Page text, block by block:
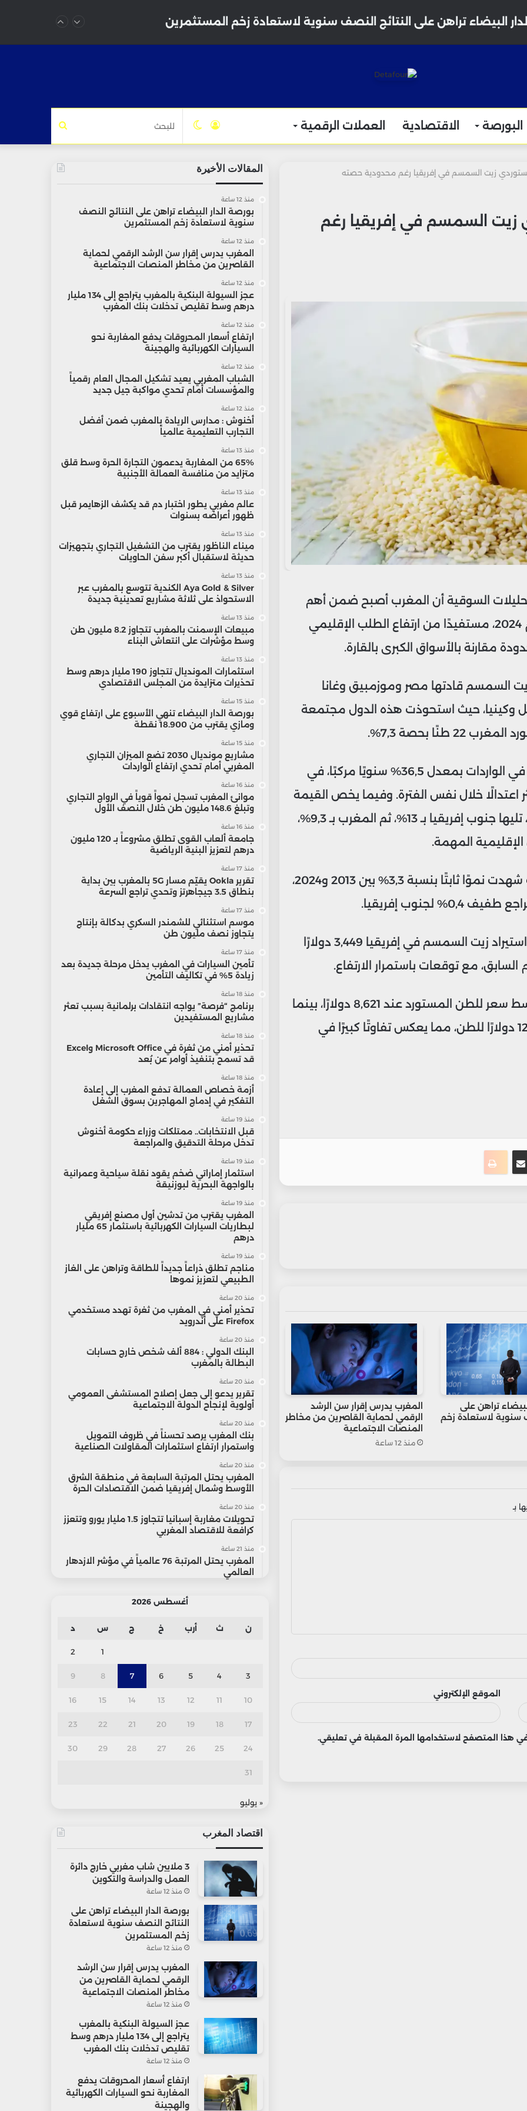
البورصة الاقتصادية العملات الرقمية للبحث الوضعتسجيل
مستوردي زيت السمسم في إفريقيا رغم محدودية حصته
زيت السمسم في إفريقيا رغم
السوقية أن المغرب أصبح ضمن أهم
مستوردي زيت السمسم في إفريقيا لعام 2024، مستفيدًا من ارتفاع الطلب الإقليمي
مقارنة بالأسواق الكبرى بالقارة.
السمسم قادتها مصر وموزمبيق وغانا
وكينيا، حيث استحوذت هذه الدول مجتمعة
وسجلت نيجيريا بين 2013 و2024 أكبر نمو في الواردات بمعدل 36,5% سنويًا مركبًا، في
اعتدالًا خلال نفس الفترة. وفيما يخص القيمة
المالية للواردات، تتصدر مصر بنسبة 27%، تليها جنوب إفريقيا بـ 13%، ثم المغرب بـ 9,3%،
المهمة.
وأشار التقرير إلى أن قيمة واردات المغرب شهدت نموًا ثابتًا بنسبة 3,3% بين 2013 و2024،
وفيما يتعلق بالأسعار، بلغ متوسط سعر استيراد زيت السمسم في إفريقيا 3,449 دولارًا
وبحسب التقرير، سجل المغرب أعلى متوسط سعر للطن المستورد عند 8,621 دولارًا، بينما
جاءت موزمبيق في أدنى مستوى عند 120 دولارًا للطن، مما يعكس تفاوتًا كبيرًا في
مشاركة عبر البريدطباعة
تراهن على
سنوية لاستعادة زخم
المغرب يدرس إقرار سن الرشد
الرقمي لحماية القاصرين من مخاطر
المنصات الاجتماعية
منذ 12 ساعة
بـ
الموقع الإلكتروني
في هذا المتصفح لاستخدامها المرة المقبلة في تعليقي.
المقالات الأخيرة
منذ 12 ساعة
بورصة الدار البيضاء تراهن على النتائج النصف
سنوية لاستعادة زخم المستثمرين
منذ 12 ساعة
المغرب يدرس إقرار سن الرشد الرقمي لحماية
القاصرين من مخاطر المنصات الاجتماعية
منذ 12 ساعة
عجز السيولة البنكية بالمغرب يتراجع إلى 134 مليار
درهم وسط تقليص تدخلات بنك المغرب
منذ 12 ساعة
ارتفاع أسعار المحروقات يدفع المغاربة نحو
السيارات الكهربائية والهجينة
منذ 12 ساعة
الشباب المغربي يعيد تشكيل المجال العام رقمياً
والمؤسسات أمام تحدي مواكبة جيل جديد
منذ 12 ساعة
أخنوش : مدارس الريادة بالمغرب ضمن أفضل
التجارب التعليمية عالمياً
منذ 13 ساعة
65% من المغاربة يدعمون التجارة الحرة وسط قلق
متزايد من منافسة العمالة الأجنبية
منذ 13 ساعة
عالم مغربي يطور اختبار دم قد يكشف الزهايمر قبل
ظهور أعراضه بسنوات
منذ 13 ساعة
ميناء الناظور يقترب من التشغيل التجاري بتجهيزات
حديثة لاستقبال أكبر سفن الحاويات
منذ 13 ساعة
Aya Gold & Silver الكندية تتوسع بالمغرب عبر
الاستحواذ على ثلاثة مشاريع تعدينية جديدة
منذ 13 ساعة
مبيعات الإسمنت بالمغرب تتجاوز 8.2 مليون طن
وسط مؤشرات على انتعاش البناء
منذ 13 ساعة
استثمارات المونديال تتجاوز 190 مليار درهم وسط
تحذيرات متزايدة من المجلس الاقتصادي
منذ 15 ساعة
بورصة الدار البيضاء تنهي الأسبوع على ارتفاع قوي
ومازي يقترب من 18.900 نقطة
منذ 15 ساعة
مشاريع مونديال 2030 تضع الميزان التجاري
المغربي أمام تحدي ارتفاع الواردات
منذ 16 ساعة
موانئ المغرب تسجل نمواً قوياً في الرواج التجاري
وتبلغ 148.6 مليون طن خلال النصف الأول
منذ 16 ساعة
جامعة ألعاب القوى تطلق مشروعاً بـ 120 مليون
درهم لتعزيز البنية الرياضية
منذ 17 ساعة
تقرير Ookla يقيّم مسار 5G بالمغرب بين بداية
بنطاق 3.5 جيجاهرتز وتحدي تراجع السرعة
منذ 17 ساعة
موسم استثنائي للشمندر السكري بدكالة بإنتاج
يتجاوز نصف مليون طن
منذ 17 ساعة
تأمين السيارات في المغرب يدخل مرحلة جديدة بعد
زيادة 5% في تكاليف التأمين
منذ 18 ساعة
برنامج “فرصة” يواجه انتقادات برلمانية بسبب تعثر
مشاريع المستفيدين
منذ 18 ساعة
تحذير أمني من ثغرة في Microsoft Office وExcel
قد تسمح بتنفيذ أوامر عن بُعد
منذ 18 ساعة
أزمة خصاص العمالة تدفع المغرب إلى إعادة
التفكير في إدماج المهاجرين بسوق الشغل
منذ 19 ساعة
قبل الانتخابات.. ممتلكات وزراء حكومة أخنوش
تدخل مرحلة التدقيق والمراجعة
منذ 19 ساعة
استثمار إماراتي ضخم يقود نقلة سياحية وعمرانية
بالواجهة البحرية لبوزنيقة
منذ 19 ساعة
المغرب يقترب من تدشين أول مصنع إفريقي
لبطاريات السيارات الكهربائية باستثمار 65 مليار
درهم
منذ 19 ساعة
مناجم تطلق ذراعاً جديداً للطاقة وتراهن على الغاز
الطبيعي لتعزيز نموها
منذ 20 ساعة
تحذير أمني في المغرب من ثغرة تهدد مستخدمي
Firefox على أندرويد
منذ 20 ساعة
البنك الدولي : 884 ألف شخص خارج حسابات
البطالة بالمغرب
منذ 20 ساعة
تقرير يدعو إلى جعل إصلاح المستشفى العمومي
أولوية لإنجاح الدولة الاجتماعية
منذ 20 ساعة
بنك المغرب يرصد تحسناً في ظروف التمويل
واستمرار ارتفاع استثمارات المقاولات الصناعية
منذ 20 ساعة
المغرب يحتل المرتبة السابعة في منطقة الشرق
الأوسط وشمال إفريقيا ضمن الاقتصادات الحرة
منذ 20 ساعة
تحويلات مغاربة إسبانيا تتجاوز 1.5 مليار يورو وتتعزز
كرافعة للاقتصاد المغربي
منذ 21 ساعة
المغرب يحتل المرتبة 76 عالمياً في مؤشر الازدهار
العالمي
أغسطس 2026
ن ث أرب خ ج س د
1
2
3
4
5
6
7
8
9
10
11
12
13
14
15
16
17
18
19
20
21
22
23
24
25
26
27
28
29
30
31
« يوليو
اقتصاد المغرب
3 ملايين شاب مغربي خارج دائرة
العمل والدراسة والتكوين
منذ 12 ساعة
بورصة الدار البيضاء تراهن على
النتائج النصف سنوية لاستعادة
زخم المستثمرين
منذ 12 ساعة
المغرب يدرس إقرار سن الرشد
الرقمي لحماية القاصرين من
مخاطر المنصات الاجتماعية
منذ 12 ساعة
عجز السيولة البنكية بالمغرب
يتراجع إلى 134 مليار درهم وسط
تقليص تدخلات بنك المغرب
منذ 12 ساعة
ارتفاع أسعار المحروقات يدفع
المغاربة نحو السيارات الكهربائية
والهجينة